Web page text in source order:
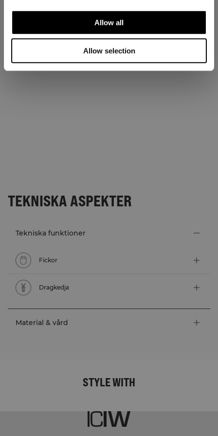
Allow all
Allow selection
TEKNISKA ASPEKTER
Tekniska funktioner
Fickor
Dragkedja
Material & vård
STYLE WITH